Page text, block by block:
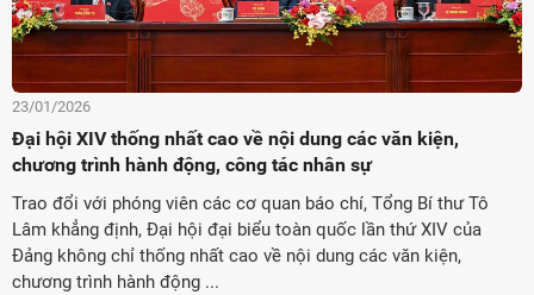
23/01/2026
Đại hội XIV thống nhất cao về nội dung các văn kiện,
chương trình hành động, công tác nhân sự
Trao đổi với phóng viên các cơ quan báo chí, Tổng Bí thư Tô
Lâm khẳng định, Đại hội đại biểu toàn quốc lần thứ XIV của
Đảng không chỉ thống nhất cao về nội dung các văn kiện,
chương trình hành động ...